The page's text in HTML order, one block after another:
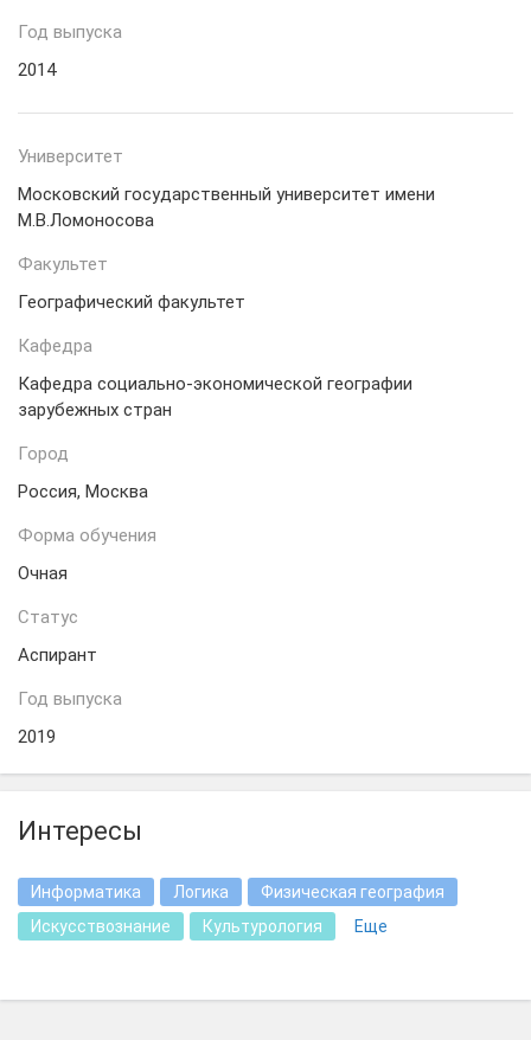
Год выпуска
2014
Университет
Московский государственный университет имени
М.В.Ломоносова
Факультет
Географический факультет
Кафедра
Кафедра социально-экономической географии
зарубежных стран
Город
Россия, Москва
Форма обучения
Очная
Статус
Аспирант
Год выпуска
2019
Интересы
Информатика Логика
Физическая география
Искусствознание
Культурология Еще